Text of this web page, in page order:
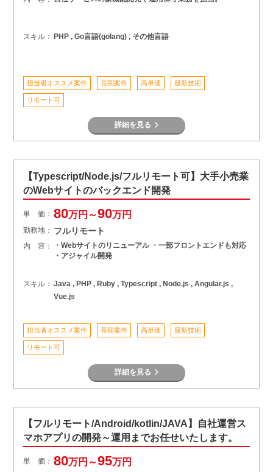
スキル： PHP , Go言語(golang) , その他言語
担当者オススメ案件 長期案件 高単価 最新技術
リモート可
詳細を見る
【Typescript/Node.js/フルリモート可】大手小売業
のWebサイトのバックエンド開発
単 価： 80万円～90万円
勤務地： フルリモート
内 容：
・Webサイトのリニューアル ・一部フロントエンドも対応
・アジャイル開発
スキル： Java , PHP , Ruby , Typescript , Node.js , Angular.js ,
Vue.js
担当者オススメ案件 長期案件 高単価 最新技術
リモート可
詳細を見る
【フルリモート/Android/kotlin/JAVA】自社運営ス
マホアプリの開発～運用までお任せいたします。
単 価： 80万円～95万円